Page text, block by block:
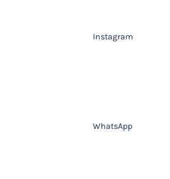
Instagram
WhatsApp